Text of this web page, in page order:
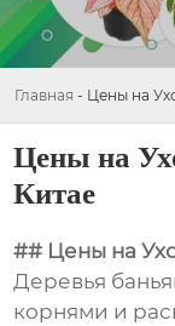
Главная - Цены на
Цены на
Китае
## Цены на
Деревья
корнями и